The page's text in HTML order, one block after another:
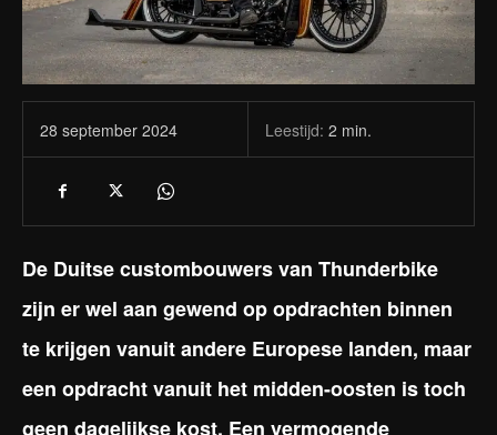
28 september 2024 Leestijd: 2 min.
De Duitse custombouwers van Thunderbike
zijn er wel aan gewend op opdrachten binnen
te krijgen vanuit andere Europese landen, maar
een opdracht vanuit het midden-oosten is toch
geen dagelijkse kost. Een vermogende